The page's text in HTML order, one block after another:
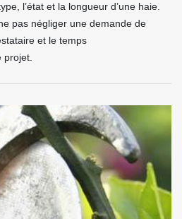
l’état et la longueur d’une haie.
pas négliger une demande de
et le temps
projet.